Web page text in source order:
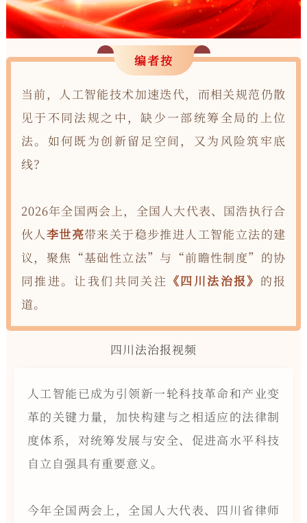
编者按
当前，人工智能技术加速迭代，而相关规范仍散
见于不同法规之中，缺少一部统筹全局的上位
法。如何既为创新留足空间，又为风险筑牢底
线？
2026年全国两会上，全国人大代表、国浩执行合
伙人 李世亮带来关于稳步推进人工智能立法的建
议，聚焦“基础性立法”与“前瞻性制度”的协
同推进。让我们共同关注 《四川法治报》 的报
道。
四川法治报视频
人工智能已成为引领新一轮科技革命和产业变
革的关键力量，加快构建与之相适应的法律制
度体系，对统筹发展与安全、促进高水平科技
自立自强具有重要意义。
今年全国两会上，全国人大代表、四川省律师